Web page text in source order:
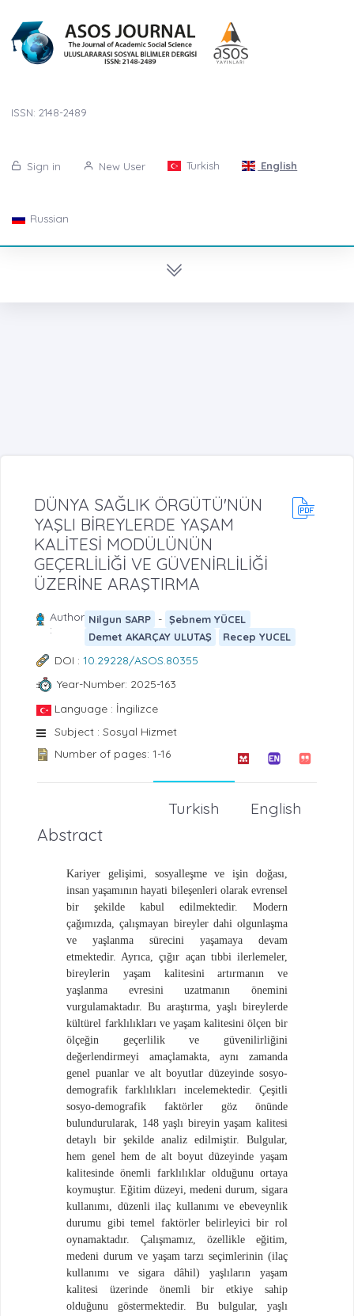
ISSN: 2148-2489
Sign in New User Turkish English
Russian
DÜNYA SAĞLIK ÖRGÜTÜ'NÜN
YAŞLI BİREYLERDE YAŞAM
KALİTESİ MODÜLÜNÜN
GEÇERLİLİĞİ VE GÜVENİRLİLİĞİ
ÜZERİNE ARAŞTIRMA
Author
:
Nilgun SARP - Şebnem YÜCEL
Demet AKARÇAY ULUTAŞ
Recep YUCEL
DOI : 10.29228/ASOS.80355
Year-Number: 2025-163
Language : İngilizce
Subject : Sosyal Hizmet
Number of pages: 1-16
English
Turkish
Abstract
Kariyer gelişimi, sosyalleşme ve işin doğası,
insan yaşamının hayati bileşenleri olarak evrensel
bir şekilde kabul edilmektedir. Modern
çağımızda, çalışmayan bireyler dahi olgunlaşma
ve yaşlanma sürecini yaşamaya devam
etmektedir. Ayrıca, çığır açan tıbbi ilerlemeler,
bireylerin yaşam kalitesini artırmanın ve
yaşlanma evresini uzatmanın önemini
vurgulamaktadır. Bu araştırma, yaşlı bireylerde
kültürel farklılıkları ve yaşam kalitesini ölçen bir
ölçeğin geçerlilik ve güvenilirliğini
değerlendirmeyi amaçlamakta, aynı zamanda
genel puanlar ve alt boyutlar düzeyinde sosyo-
demografik farklılıkları incelemektedir. Çeşitli
sosyo-demografik faktörler göz önünde
bulundurularak, 148 yaşlı bireyin yaşam kalitesi
detaylı bir şekilde analiz edilmiştir. Bulgular,
hem genel hem de alt boyut düzeyinde yaşam
kalitesinde önemli farklılıklar olduğunu ortaya
koymuştur. Eğitim düzeyi, medeni durum, sigara
kullanımı, düzenli ilaç kullanımı ve ebeveynlik
durumu gibi temel faktörler belirleyici bir rol
oynamaktadır. Çalışmamız, özellikle eğitim,
medeni durum ve yaşam tarzı seçimlerinin (ilaç
kullanımı ve sigara dâhil) yaşlıların yaşam
kalitesi üzerinde önemli bir etkiye sahip
olduğunu göstermektedir. Bu bulgular, yaşlı